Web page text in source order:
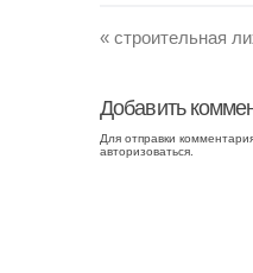
« строительная
Добавить
Для отправки
авторизоваться